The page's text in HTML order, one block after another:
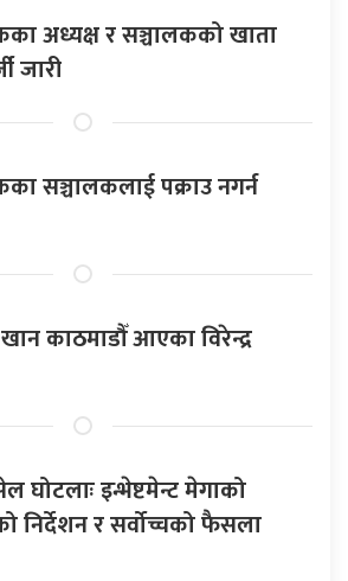
अध्यक्ष र सञ्चालकको खाता
जारी
सञ्चालकलाई पक्राउ नगर्न
काठमाडौँ आएका विरेन्द्र
घोटलाः इन्भेष्टमेन्ट मेगाको
निर्देशन र सर्वोच्चको फैसला